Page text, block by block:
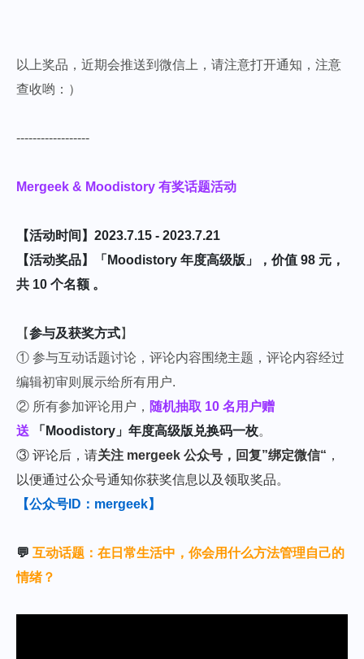
以上奖品，近期会推送到微信上，请注意打开通知，注意
查收哟：）
------------------
Mergeek & Moodistory 有奖话题活动
【活动时间】2023.7.15 - 2023.7.21
【活动奖品】「Moodistory 年度高级版」，价值 98 元，
共 10 个名额 。
【参与及获奖方式】
① 参与互动话题讨论，评论内容围绕主题，评论内容经过
编辑初审则展示给所有用户.
② 所有参加评论用户， 随机抽取 10 名用户赠
送 「Moodistory」年度高级版兑换码一枚。
③ 评论后，请关注 mergeek 公众号，回复”绑定微信“ ，
以便通过公众号通知你获奖信息以及领取奖品。
【公众号ID：mergeek】
💬 互动话题：在日常生活中，你会用什么方法管理自己的
情绪？